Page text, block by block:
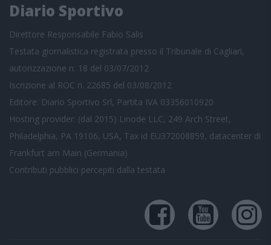
Diario Sportivo
Direttore Responsabile Fabio Salis
Testata giornalistica registrata presso il Tribunale di Cagliari,
autorizzazione n. 18 del 03/07/2012
Iscrizione al ROC n. 22685 del 03/08/2012
Editore: Diario Sportivo Srl, Partita IVA 03356010920
Hosting provider: (dal 2015) Linode LLC, 249 Arch Street,
Philadelphia, PA 19106, USA, Tax id EU372008859, datacenter di
Frankfurt am Main (Germania)
Contributi pubblici percepiti dalla testata